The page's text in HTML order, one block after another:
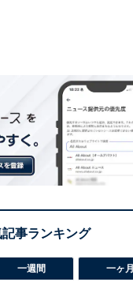
一週間 一ヶ月